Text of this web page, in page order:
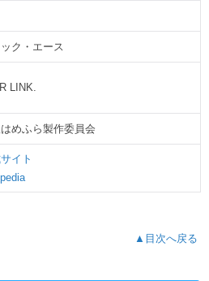
ク・エース
LINK.
めふら製作委員会
イト
▲目次へ戻る